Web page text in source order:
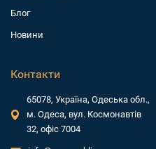
Блог
Новини
Контакти
65078, Україна, Одеська обл.,
м. Одеса, вул. Космонавтів
32, офіс 7004